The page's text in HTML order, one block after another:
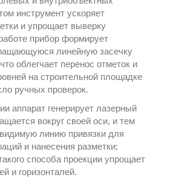
инструмент ускоряет
и упрощает выверку
прибор формирует
линейную засечку
облегчает перенос отметок и
на строительной площадке
ручных проверок.
аппарат генерирует лазерный
вокруг своей оси, и тем
линию привязки для
и нанесения разметки;
способа проекции упрощает
и горизонталей.